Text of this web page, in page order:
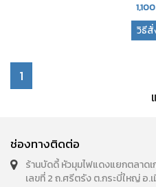
1,100
วิธี
1
ช่องทางติดต่อ
ร้านบัดดี้ หัวมุมไฟแดงแยกตลาดเ
เลขที่ 2 ถ.ศรีตรัง ต.กระบี่ใหญ่ อ.